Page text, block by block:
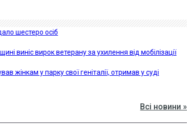
шестеро осіб
виніс вирок ветерану за ухилення від мобілізації
жінкам у парку свої геніталії, отримав у суді
Всі новини »